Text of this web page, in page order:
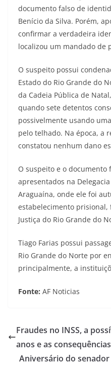
documento falso de
Benício da Silva. Porém,
confirmar a verdadeira
localizou um mandado de
O suspeito possui
Estado do Rio Grande do
da Cadeia Pública de
quando sete detentos
possivelmente usando
pelo telhado. Na época, a
constatou nenhum dano
O suspeito e o
apresentados na
Araguaína, onde ele foi
estabelecimento prisional,
Justiça do Rio Grande do
Tiago Farias possui
Rio Grande do Norte por
principalmente, a
Fonte: AF Noticias
Fraudes no INSS, a
anos e as
Aniversário do